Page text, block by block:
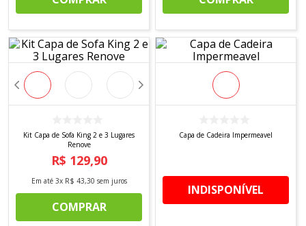
Kit Capa de Sofa King 2 e 3 Lugares
Renove
R$ 129,90
Em até 3x R$ 43,30 sem juros
COMPRAR
Capa de Cadeira Impermeavel
INDISPONÍVEL